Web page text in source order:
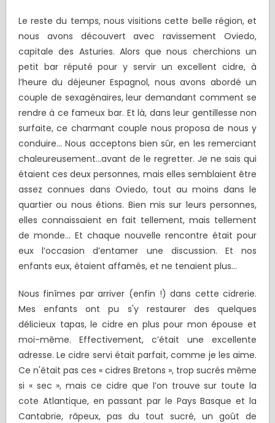
Le reste du temps, nous visitions cette belle région, et
nous avons découvert avec ravissement Oviedo,
capitale des Asturies. Alors que nous cherchions un
petit bar réputé pour y servir un excellent cidre, à
l’heure du déjeuner Espagnol, nous avons abordé un
couple de sexagénaires, leur demandant comment se
rendre à ce fameux bar. Et là, dans leur gentillesse non
surfaite, ce charmant couple nous proposa de nous y
conduire… Nous acceptons bien sûr, en les remerciant
chaleureusement…avant de le regretter. Je ne sais qui
étaient ces deux personnes, mais elles semblaient être
assez connues dans Oviedo, tout au moins dans le
quartier ou nous étions. Bien mis sur leurs personnes,
elles connaissaient en fait tellement, mais tellement
de monde... Et chaque nouvelle rencontre était pour
eux l’occasion d’entamer une discussion. Et nos
enfants eux, étaient affamés, et ne tenaient plus…
Nous finîmes par arriver (enfin !) dans cette cidrerie.
Mes enfants ont pu s'y restaurer des quelques
délicieux tapas, le cidre en plus pour mon épouse et
moi-même. Effectivement, c’était une excellente
adresse. Le cidre servi était parfait, comme je les aime.
Ce n'était pas ces « cidres Bretons », trop sucrés même
si « sec », mais ce cidre que l’on trouve sur toute la
cote Atlantique, en passant par le Pays Basque et la
Cantabrie, râpeux, pas du tout sucré, un goût de